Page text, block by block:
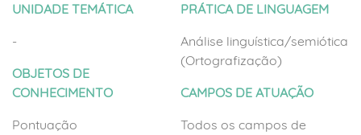
UNIDADE TEMÁTICA
-
OBJETOS DE
CONHECIMENTO
Pontuação
PRÁTICA DE LINGUAGEM
Análise linguística/semiótica
(Ortografização)
CAMPOS DE ATUAÇÃO
Todos os campos de